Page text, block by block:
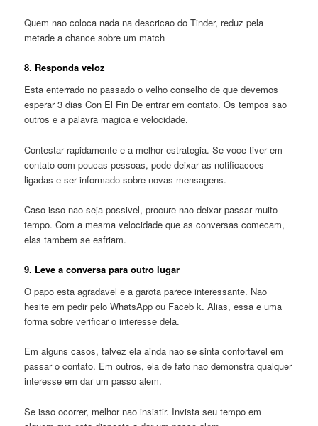
Quem nao coloca nada na descricao do Tinder, reduz pela
metade a chance sobre um match
8. Responda veloz
Esta enterrado no passado o velho conselho de que devemos
esperar 3 dias Con El Fin De entrar em contato. Os tempos sao
outros e a palavra magica e velocidade.
Contestar rapidamente e a melhor estrategia. Se voce tiver em
contato com poucas pessoas, pode deixar as notificacoes
ligadas e ser informado sobre novas mensagens.
Caso isso nao seja possivel, procure nao deixar passar muito
tempo. Com a mesma velocidade que as conversas comecam,
elas tambem se esfriam.
9. Leve a conversa para outro lugar
O papo esta agradavel e a garota parece interessante. Nao
hesite em pedir pelo WhatsApp ou Faceb k. Alias, essa e uma
forma sobre verificar o interesse dela.
Em alguns casos, talvez ela ainda nao se sinta confortavel em
passar o contato. Em outros, ela de fato nao demonstra qualquer
interesse em dar um passo alem.
Se isso ocorrer, melhor nao insistir. Invista seu tempo em